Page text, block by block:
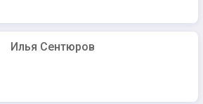
Илья Сентюров